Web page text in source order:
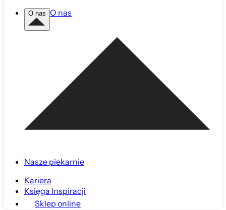
O nas O nas
Nasze piekarnie
Kariera
Księga Inspiracji
Sklep online